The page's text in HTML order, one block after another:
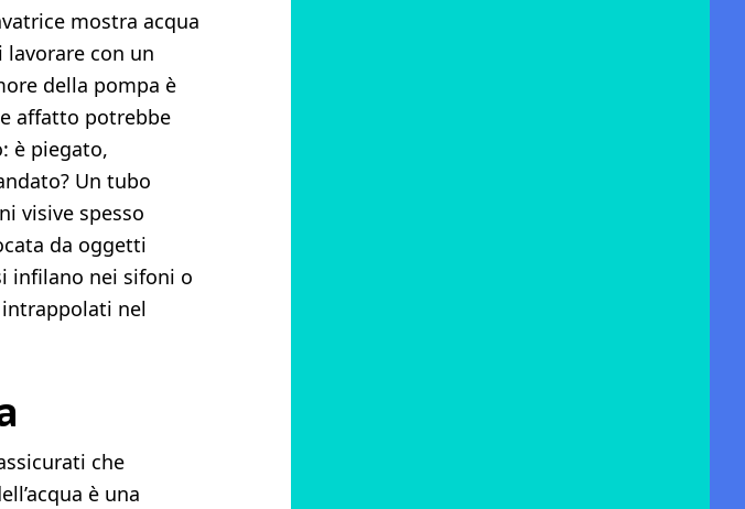
mostra acqua
con un
della pompa è
affatto potrebbe
è piegato,
Un tubo
visive spesso
da oggetti
infilano nei sifoni o
nel
che
è una